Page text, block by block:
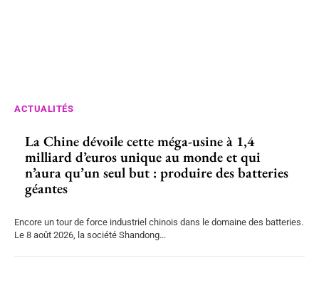
ACTUALITÉS
La Chine dévoile cette méga-usine à 1,4
milliard d’euros unique au monde et qui
n’aura qu’un seul but : produire des batteries
géantes
Encore un tour de force industriel chinois dans le domaine des batteries.
Le 8 août 2026, la société Shandong...